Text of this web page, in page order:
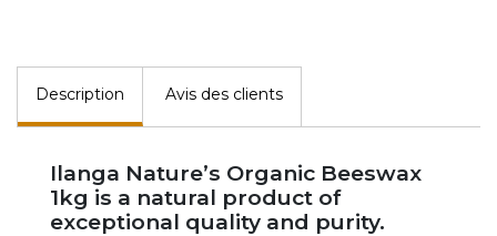
Description Avis des clients
Ilanga Nature’s Organic Beeswax
1kg is a natural product of
exceptional quality and purity.